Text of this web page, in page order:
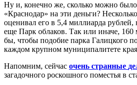
Ну и, конечно же, сколько можно
«Краснодар» на эти деньги?
оценивал его в 5,4 миллиарда рублей,
еще Парк облаков. Так или иначе, 160
бы, чтобы подобие парка Галицкого
каждом крупном муниципалитете
Напомним, сейчас очень странные
загадочного роскошного поместья в